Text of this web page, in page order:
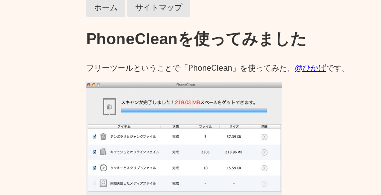
ホーム サイトマップ
PhoneCleanを使ってみました
フリーツールということで「PhoneClean」を使ってみた、 @ひかげです。